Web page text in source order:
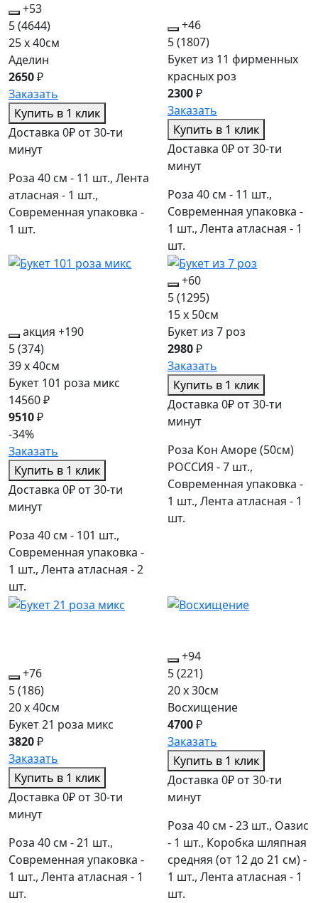
+53
5(4644)
25 x 40см
Аделин
2650₽
Заказать
Купить в 1 клик
Доставка 0₽ от 30-ти
минут
Роза 40 см - 11 шт., Лента
атласная - 1 шт.,
Современная упаковка -
1 шт.
+46
5(1807)
Букет из 11 фирменных
красных роз
2300₽
Заказать
Купить в 1 клик
Доставка 0₽ от 30-ти
минут
Роза 40 см - 11 шт.,
Современная упаковка -
1 шт., Лента атласная - 1
шт.
акция +190
5(374)
39 x 40см
Букет 101 роза микс
14560 ₽
9510₽
-34%
Заказать
Купить в 1 клик
Доставка 0₽ от 30-ти
минут
Роза 40 см - 101 шт.,
Современная упаковка -
1 шт., Лента атласная - 2
шт.
+60
5(1295)
15 x 50см
Букет из 7 роз
2980₽
Заказать
Купить в 1 клик
Доставка 0₽ от 30-ти
минут
Роза Кон Аморе (50см)
РОССИЯ - 7 шт.,
Современная упаковка -
1 шт., Лента атласная - 1
шт.
+76
5(186)
20 x 40см
Букет 21 роза микс
3820₽
Заказать
Купить в 1 клик
Доставка 0₽ от 30-ти
минут
Роза 40 см - 21 шт.,
Современная упаковка -
1 шт., Лента атласная - 1
шт.
+94
5(221)
20 x 30см
Восхищение
4700₽
Заказать
Купить в 1 клик
Доставка 0₽ от 30-ти
минут
Роза 40 см - 23 шт., Оазис
- 1 шт., Коробка шляпная
средняя (от 12 до 21 см) -
1 шт., Лента атласная - 1
шт.